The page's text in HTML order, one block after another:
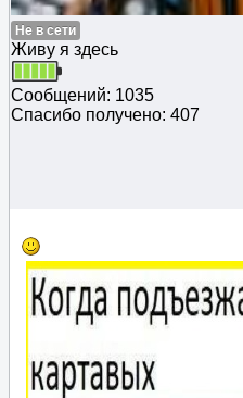
Не в сети
Живу я здесь
Сообщений: 1035
Спасибо получено: 407